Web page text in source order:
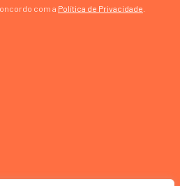
com a Política de Privacidade